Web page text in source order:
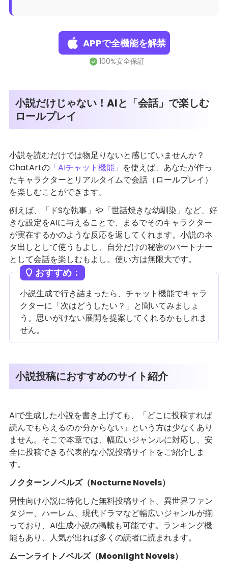
APPで全機能を解禁
小説だけじゃない！AIと「会話」で楽しむ
ロールプレイ
小説を読むだけでは物足りないと感じていませんか？
ChatArtの 「AIチャット機能」 を使えば、あなたが作っ
たキャラクターとリアルタイムで会話（ロールプレイ）
を楽しむことができます。
例えば、「ドSな執事」や「世話焼きな幼馴染」など、好
きな設定をAIに与えることで、まるでそのキャラクター
が実在するかのような反応を返してくれます。小説のネ
タ出しとして使うもよし、自分だけの秘密のパートナー
として会話を楽しむもよし。使い方は無限大です。
おすすめ：
小説生成で行き詰まったら、チャット機能でキャラ
クターに「次はどうしたい？」と聞いてみましょ
う。思いがけない展開を提案してくれるかもしれま
せん。
小説投稿におすすめのサイト紹介
AIで生成した小説を書き上げても、「どこに投稿すれば
読んでもらえるのか分からない」という方は少なくあり
ません。そこで本章では、幅広いジャンルに対応し、安
全に投稿できる代表的な小説投稿サイトをご紹介しま
す。
ノクターンノベルズ（Nocturne Novels）
男性向け小説に特化した無料投稿サイト。異世界ファン
タジー、ハーレム、現代ドラマなど幅広いジャンルが揃
っており、AI生成小説の掲載も可能です。ランキング機
能もあり、人気が出れば多くの読者に読まれます。
ムーンライトノベルズ（Moonlight Novels）